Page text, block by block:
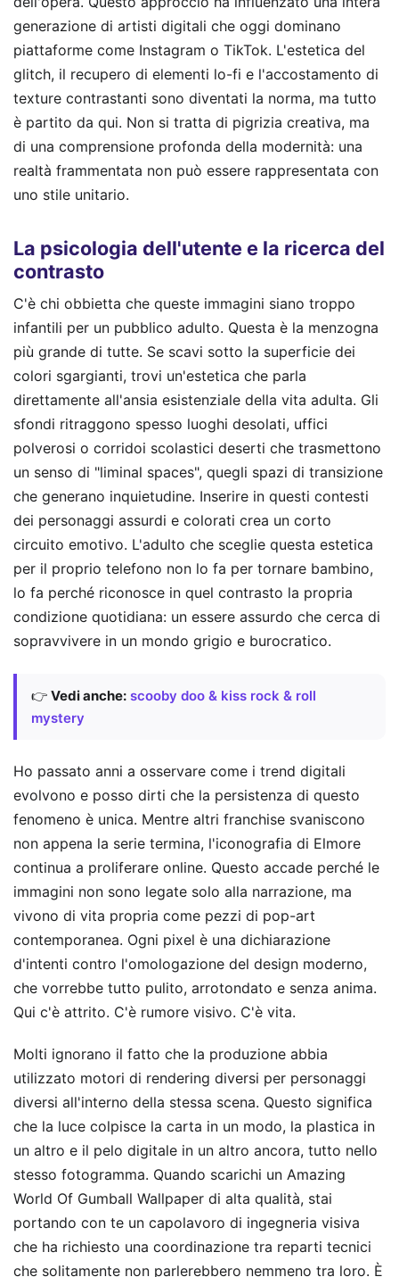
generazione di artisti digitali che oggi dominano
piattaforme come Instagram o TikTok. L'estetica del
glitch, il recupero di elementi lo-fi e l'accostamento di
texture contrastanti sono diventati la norma, ma tutto
è partito da qui. Non si tratta di pigrizia creativa, ma
di una comprensione profonda della modernità: una
realtà frammentata non può essere rappresentata con
uno stile unitario.
La psicologia dell'utente e la ricerca del
contrasto
C'è chi obbietta che queste immagini siano troppo
infantili per un pubblico adulto. Questa è la menzogna
più grande di tutte. Se scavi sotto la superficie dei
colori sgargianti, trovi un'estetica che parla
direttamente all'ansia esistenziale della vita adulta. Gli
sfondi ritraggono spesso luoghi desolati, uffici
polverosi o corridoi scolastici deserti che trasmettono
un senso di "liminal spaces", quegli spazi di transizione
che generano inquietudine. Inserire in questi contesti
dei personaggi assurdi e colorati crea un corto
circuito emotivo. L'adulto che sceglie questa estetica
per il proprio telefono non lo fa per tornare bambino,
lo fa perché riconosce in quel contrasto la propria
condizione quotidiana: un essere assurdo che cerca di
sopravvivere in un mondo grigio e burocratico.
👉 Vedi anche: scooby doo & kiss rock & roll
mystery
Ho passato anni a osservare come i trend digitali
evolvono e posso dirti che la persistenza di questo
fenomeno è unica. Mentre altri franchise svaniscono
non appena la serie termina, l'iconografia di Elmore
continua a proliferare online. Questo accade perché le
immagini non sono legate solo alla narrazione, ma
vivono di vita propria come pezzi di pop-art
contemporanea. Ogni pixel è una dichiarazione
d'intenti contro l'omologazione del design moderno,
che vorrebbe tutto pulito, arrotondato e senza anima.
Qui c'è attrito. C'è rumore visivo. C'è vita.
Molti ignorano il fatto che la produzione abbia
utilizzato motori di rendering diversi per personaggi
diversi all'interno della stessa scena. Questo significa
che la luce colpisce la carta in un modo, la plastica in
un altro e il pelo digitale in un altro ancora, tutto nello
stesso fotogramma. Quando scarichi un Amazing
World Of Gumball Wallpaper di alta qualità, stai
portando con te un capolavoro di ingegneria visiva
che ha richiesto una coordinazione tra reparti tecnici
che solitamente non parlerebbero nemmeno tra loro. È